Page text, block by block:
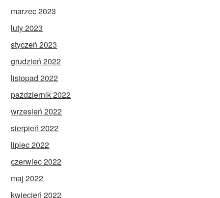
marzec 2023
luty 2023
styczeń 2023
grudzień 2022
listopad 2022
październik 2022
wrzesień 2022
sierpień 2022
lipiec 2022
czerwiec 2022
maj 2022
kwiecień 2022